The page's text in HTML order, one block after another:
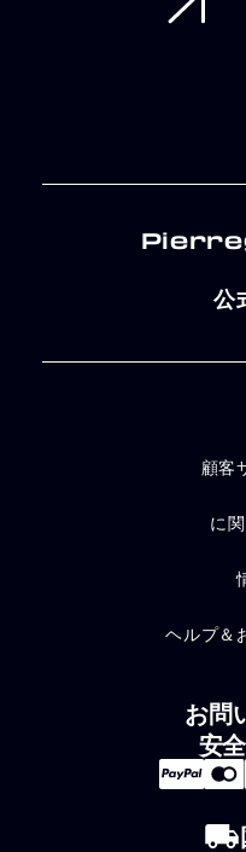
公
顧客
に
ヘルプ＆
お問
安
local_shipping